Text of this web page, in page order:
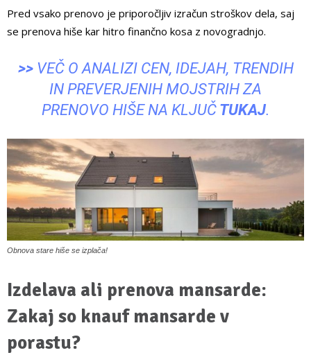
Pred vsako prenovo je priporočljiv izračun stroškov dela, saj
se prenova hiše kar hitro finančno kosa z novogradnjo.
>>VEČ O ANALIZI CEN, IDEJAH, TRENDIH
IN PREVERJENIH MOJSTRIH ZA
PRENOVO HIŠE NA KLJUČ TUKAJ.
Obnova stare hiše se izplača!
Izdelava ali prenova mansarde:
Zakaj so knauf mansarde v
porastu?